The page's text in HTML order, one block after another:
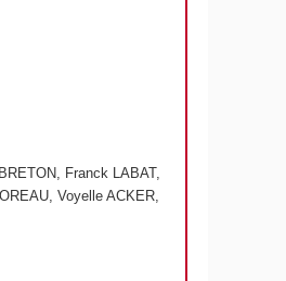
Franck LABAT,
Voyelle ACKER,